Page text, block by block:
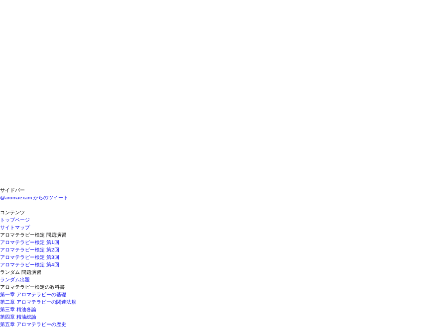
サイドバー
@aromaexam からのツイート
コンテンツ
トップページ
サイトマップ
アロマテラピー検定 問題演習
アロマテラピー検定 第1回
アロマテラピー検定 第2回
アロマテラピー検定 第3回
アロマテラピー検定 第4回
ランダム 問題演習
ランダム出題
アロマテラピー検定の教科書
第一章 アロマテラピーの基礎
第二章 アロマテラピーの関連法規
第三章 精油各論
第四章 精油総論
第五章 アロマテラピーの歴史